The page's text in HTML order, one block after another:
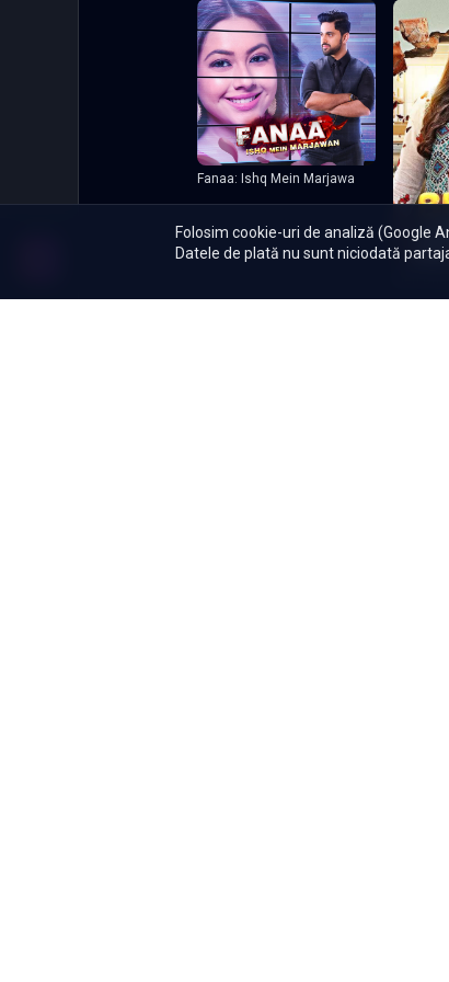
Folosim cookie-uri de analiză (Google
Datele de plată nu sunt niciodată
Fanaa: Ishq Mein Marjawa